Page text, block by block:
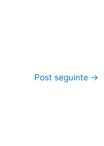
Post seguinte →